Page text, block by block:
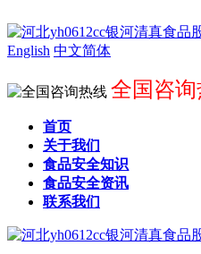
English 中文简体
全国咨询
首页
关于我们
食品安全知识
食品安全资讯
联系我们